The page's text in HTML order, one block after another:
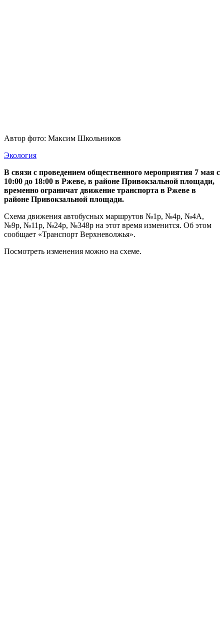
Автор фото: Максим Школьников
Экология
В связи с проведением общественного мероприятия 7 мая с
10:00 до 18:00 в Ржеве, в районе Привокзальной площади,
временно ограничат движение транспорта в Ржеве в
районе Привокзальной площади.
Схема движения автобусных маршрутов №1р, №4р, №4А,
№9р, №11р, №24р, №348р на этот время изменится. Об этом
сообщает «Транспорт Верхневолжья».
Посмотреть изменения можно на схеме.